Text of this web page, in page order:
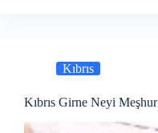
Kıbrıs
Kıbrıs Girne Neyi Meşhur